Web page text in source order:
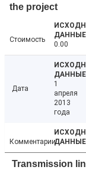
the project
Стоимость
0.00
Дата
1
апреля
2013
года
Комментарии
Transmission